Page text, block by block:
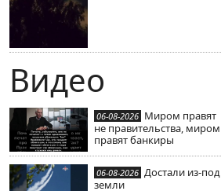
Видео
06-08-2026 Миром правят
не правительства, миром
правят банкиры
06-08-2026 Достали из-под
земли